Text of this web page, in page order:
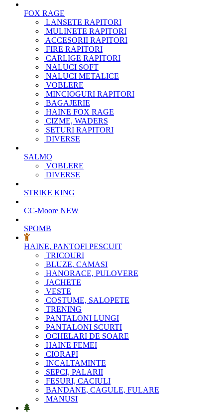
FOX RAGE
LANSETE RAPITORI
MULINETE RAPITORI
ACCESORII RAPITORI
FIRE RAPITORI
CARLIGE RAPITORI
NALUCI SOFT
NALUCI METALICE
VOBLERE
MINCIOGURI RAPITORI
BAGAJERIE
HAINE FOX RAGE
CIZME, WADERS
SETURI RAPITORI
DIVERSE
SALMO
VOBLERE
DIVERSE
STRIKE KING
CC-Moore NEW
SPOMB
HAINE, PANTOFI PESCUIT
TRICOURI
BLUZE, CAMASI
HANORACE, PULOVERE
JACHETE
VESTE
COSTUME, SALOPETE
TRENING
PANTALONI LUNGI
PANTALONI SCURTI
OCHELARI DE SOARE
HAINE FEMEI
CIORAPI
INCALTAMINTE
SEPCI, PALARII
FESURI, CACIULI
BANDANE, CAGULE, FULARE
MANUSI